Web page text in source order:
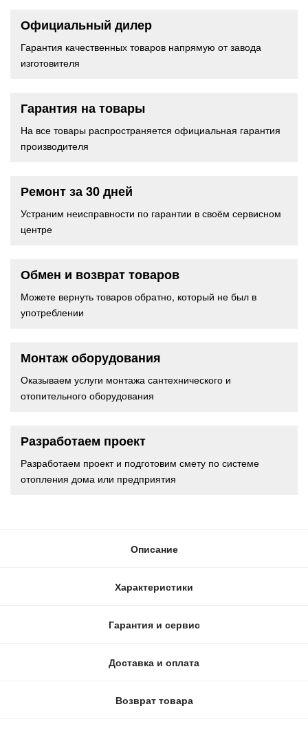
Официальный дилер
Гарантия качественных товаров напрямую от завода
изготовителя
Гарантия на товары
На все товары распространяется официальная гарантия
производителя
Ремонт за 30 дней
Устраним неисправности по гарантии в своём сервисном
центре
Обмен и возврат товаров
Можете вернуть товаров обратно, который не был в
употреблении
Монтаж оборудования
Оказываем услуги монтажа сантехнического и
отопительного оборудования
Разработаем проект
Разработаем проект и подготовим смету по системе
отопления дома или предприятия
Описание
Характеристики
Гарантия и сервис
Доставка и оплата
Возврат товара